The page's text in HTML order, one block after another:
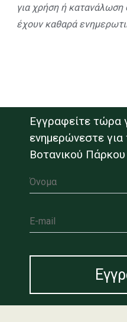
για χρήση ή
έχουν καθαρά
Εγγραφείτε τώρα
ενημερώνεστε για
Βοτανικού Πάρκου
Όνομα
E-mail